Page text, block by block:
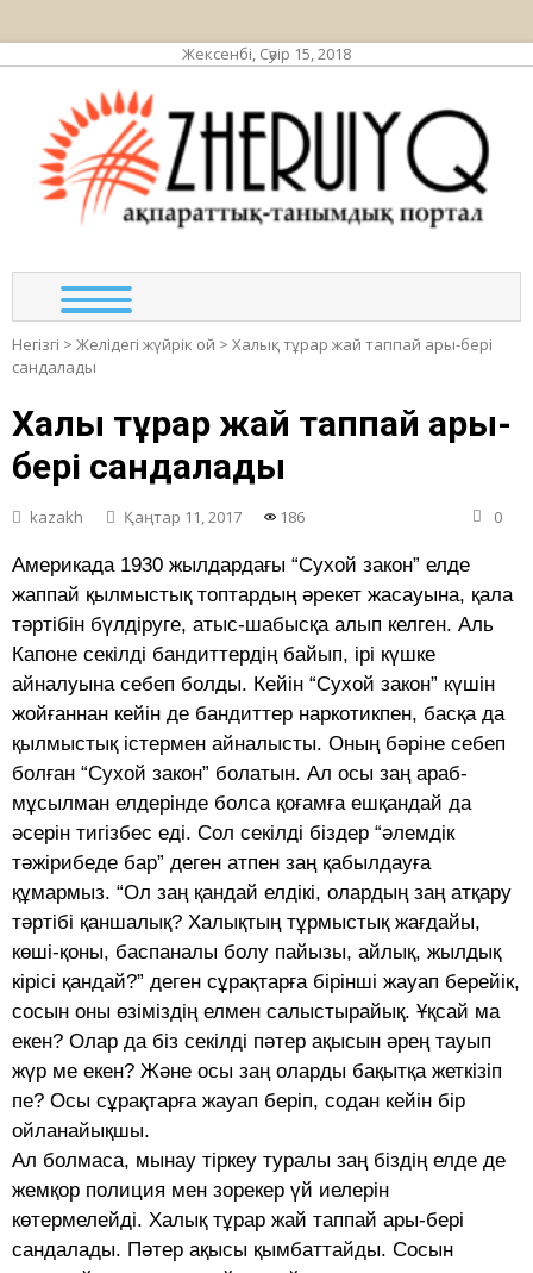
Жексенбі, Сәуір 15, 2018
Негізгі > Желідегі жүйрік ой > Халық тұрар жай таппай ары-бері
сандалады
Халық тұрар жай таппай ары-
бері сандалады
kazakh Қаңтар 11, 2017 186 0
Америкада 1930 жылдардағы “Сухой закон” елде
жаппай қылмыстық топтардың әрекет жасауына, қала
тәртібін бүлдіруге, атыс-шабысқа алып келген. Аль
Капоне секілді бандиттердің байып, ірі күшке
айналуына себеп болды. Кейін “Сухой закон” күшін
жойғаннан кейін де бандиттер наркотикпен, басқа да
қылмыстық істермен айналысты. Оның бәріне себеп
болған “Сухой закон” болатын. Ал осы заң араб-
мұсылман елдерінде болса қоғамға ешқандай да
әсерін тигізбес еді. Сол секілді біздер “әлемдік
тәжірибеде бар” деген атпен заң қабылдауға
құмармыз. “Ол заң қандай елдікі, олардың заң атқару
тәртібі қаншалық? Халықтың тұрмыстық жағдайы,
көші-қоны, баспаналы болу пайызы, айлық, жылдық
кірісі қандай?” деген сұрақтарға бірінші жауап берейік,
сосын оны өзіміздің елмен салыстырайық. Ұқсай ма
екен? Олар да біз секілді пәтер ақысын әрең тауып
жүр ме екен? Және осы заң оларды бақытқа жеткізіп
пе? Осы сұрақтарға жауап беріп, содан кейін бір
ойланайықшы.
Ал болмаса, мынау тіркеу туралы заң біздің елде де
жемқор полиция мен зорекер үй иелерін
көтермелейді. Халық тұрар жай таппай ары-бері
сандалады. Пәтер ақысы қымбаттайды. Сосын